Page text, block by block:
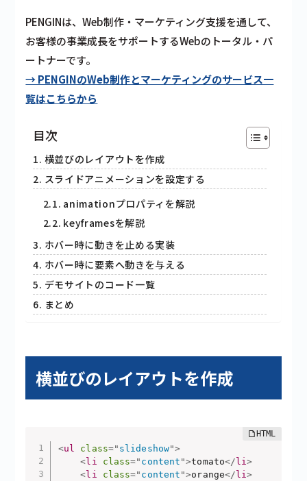
PENGINは、Web制作・マーケティング支援を通して、
お客様の事業成長をサポートするWebのトータル・パ
ートナーです。
→ PENGINのWeb制作とマーケティングのサービス一
覧はこちらから
目次
横並びのレイアウトを作成
スライドアニメーションを設定する
animationプロパティを解説
keyframesを解説
ホバー時に動きを止める実装
ホバー時に要素へ動きを与える
デモサイトのコード一覧
まとめ
横並びのレイアウトを作成
<ul class=" slideshow">
<li class=" content ">tomato</ li>
<li class=" content ">orange</ li>